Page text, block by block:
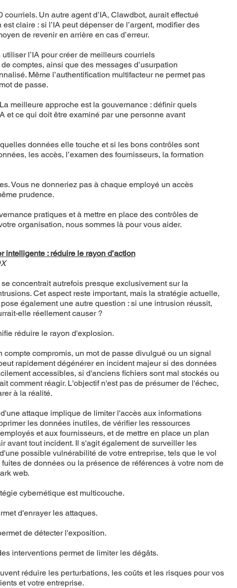
Un autre agent d’IA, Clawdbot, aurait effectué
claire : si l’IA peut dépenser de l’argent, modifier des
de revenir en arrière en cas d’erreur.
l’IA pour créer de meilleurs courriels
comptes, ainsi que des messages d’usurpation
Même l’authentification multifacteur ne permet pas
de passe.
meilleure approche est la gouvernance : définir quels
et ce qui doit être examiné par une personne avant
données elle touche et si les bons contrôles sont
les accès, l’examen des fournisseurs, la formation
Vous ne donneriez pas à chaque employé un accès
prudence.
pratiques et à mettre en place des contrôles de
organisation, nous sommes là pour vous aider.
intelligente : réduire le rayon d’action
concentrait autrefois presque exclusivement sur la
Cet aspect reste important, mais la stratégie actuelle,
également une autre question : si une intrusion réussit,
elle réellement causer ?
réduire le rayon d'explosion.
compte compromis, un mot de passe divulgué ou un signal
rapidement dégénérer en incident majeur si des données
accessibles, si d'anciens fichiers sont mal stockés ou
comment réagir. L'objectif n'est pas de présumer de l'échec,
à la réalité.
attaque implique de limiter l'accès aux informations
les données inutiles, de vérifier les ressources
et aux fournisseurs, et de mettre en place un plan
avant tout incident. Il s'agit également de surveiller les
possible vulnérabilité de votre entreprise, tels que le vol
de données ou la présence de références à votre nom de
web.
cybernétique est multicouche.
d'enrayer les attaques.
de détecter l'exposition.
interventions permet de limiter les dégâts.
réduire les perturbations, les coûts et les risques pour vos
et votre entreprise.